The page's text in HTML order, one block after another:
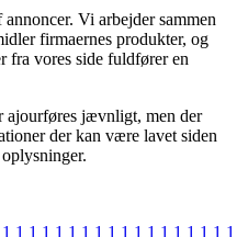
Vi arbejder sammen
firmaernes produkter, og
fra vores side fuldfører en
ajourføres jævnligt, men der
der kan være lavet siden
1 1 1 1 1 1 1 1 1 1 1 1 1 1 1 1 1 1